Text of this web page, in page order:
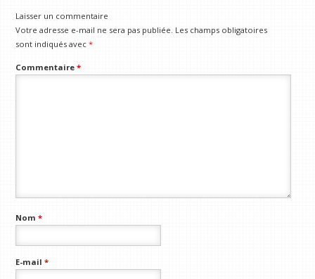
Laisser un commentaire
Votre adresse e-mail ne sera pas publiée. Les champs obligatoires
sont indiqués avec*
Commentaire*
Nom*
E-mail*